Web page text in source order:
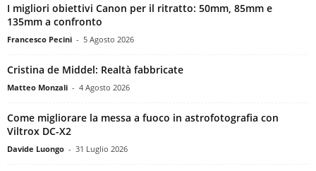
I migliori obiettivi Canon per il ritratto: 50mm, 85mm e
135mm a confronto
Francesco Pecini - 5 Agosto 2026
Cristina de Middel: Realtà fabbricate
Matteo Monzali - 4 Agosto 2026
Come migliorare la messa a fuoco in astrofotografia con
Viltrox DC-X2
Davide Luongo - 31 Luglio 2026